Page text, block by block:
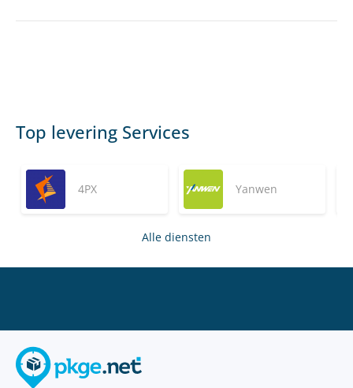
Top levering Services
4PX Yanwen
Alle diensten